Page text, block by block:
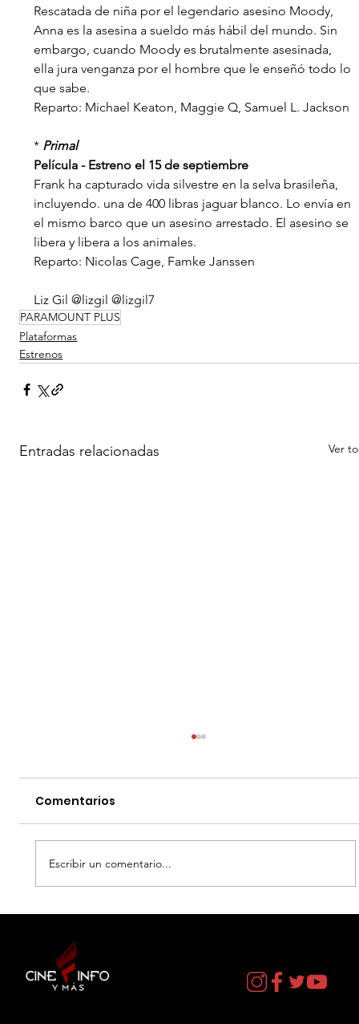
Rescatada de niña por el legendario asesino Moody,
Anna es la asesina a sueldo más hábil del mundo. Sin
embargo, cuando Moody es brutalmente asesinada,
ella jura venganza por el hombre que le enseñó todo lo
que sabe.
Reparto: Michael Keaton, Maggie Q, Samuel L. Jackson
* Primal
Película - Estreno el 15 de septiembre
Frank ha capturado vida silvestre en la selva brasileña,
incluyendo. una de 400 libras jaguar blanco. Lo envía en
el mismo barco que un asesino arrestado. El asesino se
libera y libera a los animales.
Reparto: Nicolas Cage, Famke Janssen
Liz Gil @lizgil @lizgil7
PARAMOUNT PLUS
Plataformas
Estrenos
Entradas relacionadas Ver
CURIOSOS por LIZ GIL
Comentarios
Escribir un comentario...